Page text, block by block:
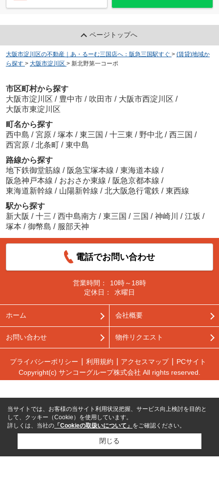
ページトップへ
大阪市淀川区の不動産｜あ・るーむ三国店へ：阪急三国駅すぐ > (賃貸)地域か
ら探す > 大阪市淀川区 > 新北野第一コーポ
市区町村から探す
大阪市淀川区 / 豊中市 / 吹田市 / 大阪市西淀川区 /
大阪市東淀川区
町名から探す
西中島 / 宮原 / 塚本 / 東三国 / 十三東 / 野中北 / 西三国 /
西宮原 / 北条町 / 東中島
路線から探す
地下鉄御堂筋線 / 阪急宝塚本線 / 東海道本線 /
阪急神戸本線 / おおさか東線 / 阪急京都本線 /
東海道新幹線 / 山陽新幹線 / 北大阪急行電鉄 / 東西線
駅から探す
新大阪 / 十三 / 西中島南方 / 東三国 / 三国 / 神崎川 / 江坂 /
塚本 / 御幣島 / 服部天神
電話でお問い合わせ
営業時間：
10時～18時
定休日：
水曜日
ホーム 会社概要
お問い合わせ 物件リクエスト
プライバシーポリシー 利用規約 アクセスマップ
PCサイト
Copyright(c) サンコーグループ株式会社 All rights reserved.
当サイトでは、お客様の当サイト利用状況把握、サービス向上検討を目的と
して、クッキー（Cookie）を使用しています。
詳しくは、当社の 「Cookieの取扱いについて」 をご確認ください。
閉じる